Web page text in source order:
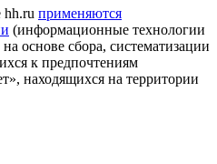
применяются
(информационные технологии
основе сбора, систематизации
к предпочтениям
находящихся на территории